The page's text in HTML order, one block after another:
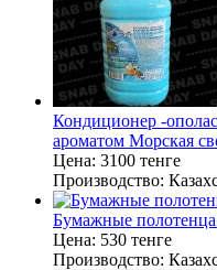
Кондиционер -
ароматом Морская
Цена: 3100 тенге
Производство:
Бумажные
Цена: 530 тенге
Производство: